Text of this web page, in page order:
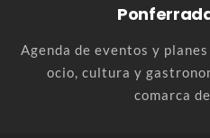
Agenda de eventos y
ocio, cultura y
comarca